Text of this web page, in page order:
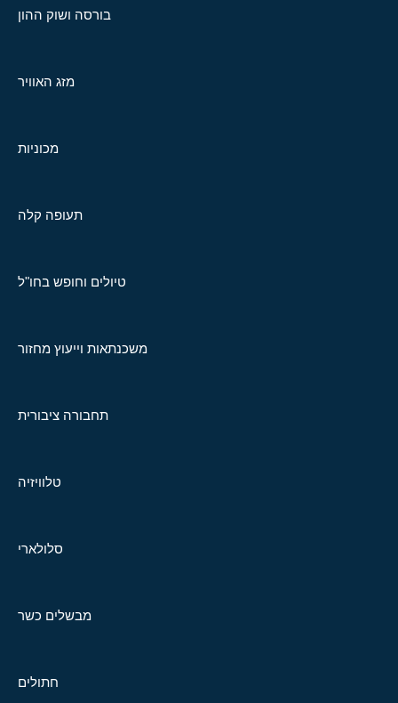
בורסה ושוק ההון
מזג האוויר
מכוניות
תעופה קלה
טיולים וחופש בחו"ל
משכנתאות וייעוץ מחזור
תחבורה ציבורית
טלוויזיה
סלולארי
מבשלים כשר
חתולים